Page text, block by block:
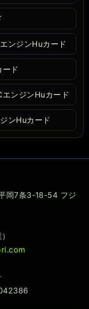
ンジンHuカード
ド
ンジンHuカード
ンHuカード
岡7条3-18-54 フジ